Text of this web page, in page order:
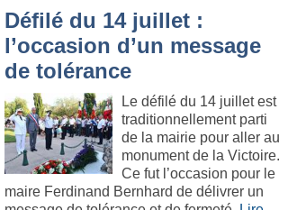
Défilé du 14 juillet :
l’occasion d’un message
de tolérance
Le défilé du 14 juillet est
traditionnellement parti
de la mairie pour aller au
monument de la Victoire.
Ce fut l’occasion pour le
maire Ferdinand Bernhard de délivrer un